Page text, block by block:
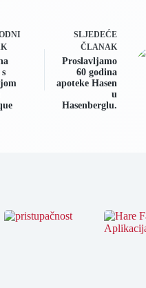
SLJEDEĆE
ČLANAK
Proslavljamo
60 godina
apoteke Hasen
u
Hasenberglu.